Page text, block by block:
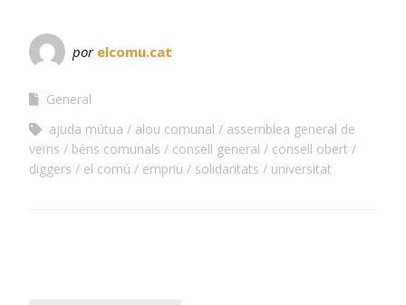
por elcomu.cat
General
ajuda mútua
alou comunal
assemblea general de
veïns
béns comunals consell general
consell obert
diggers
el comú empriu solidaritats universitat